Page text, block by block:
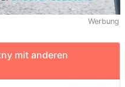
Werbung
mit anderen